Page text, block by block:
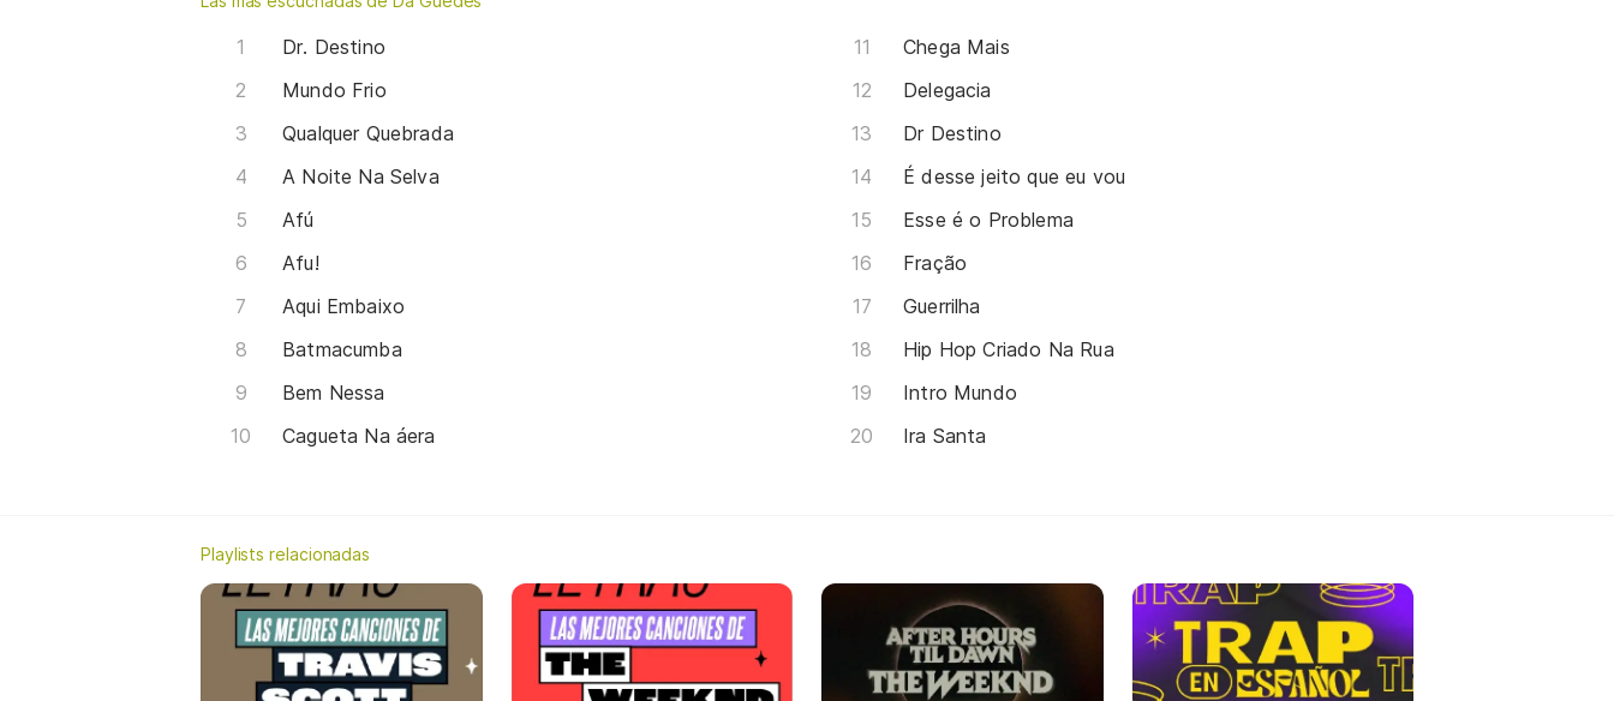
Dr. Destino
Mundo Frio
Qualquer Quebrada
A Noite Na Selva
Afú
Afu!
Aqui Embaixo
Batmacumba
Bem Nessa
Cagueta Na áera
Chega Mais
Delegacia
Dr Destino
É desse jeito que eu vou
Esse é o Problema
Fração
Guerrilha
Hip Hop Criado Na Rua
Intro Mundo
Ira Santa
Playlists relacionadas